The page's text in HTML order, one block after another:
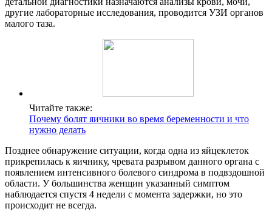
другие лабораторные исследования, проводится УЗИ органов
малого таза.
Читайте также:
Почему болят яичники во время беременности и что
нужно делать
Позднее обнаружение ситуации, когда одна из яйцеклеток
прикрепилась к яичнику, чревата разрывом данного органа с
появлением интенсивного болевого синдрома в подвздошной
области. У большинства женщин указанный симптом
наблюдается спустя 4 недели с момента задержки, но это
происходит не всегда.